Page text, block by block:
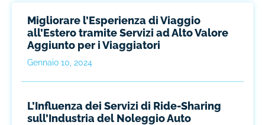
Migliorare l’Esperienza di Viaggio
all’Estero tramite Servizi ad Alto Valore
Aggiunto per i Viaggiatori
Gennaio 10, 2024
L’Influenza dei Servizi di Ride-Sharing
sull’Industria del Noleggio Auto